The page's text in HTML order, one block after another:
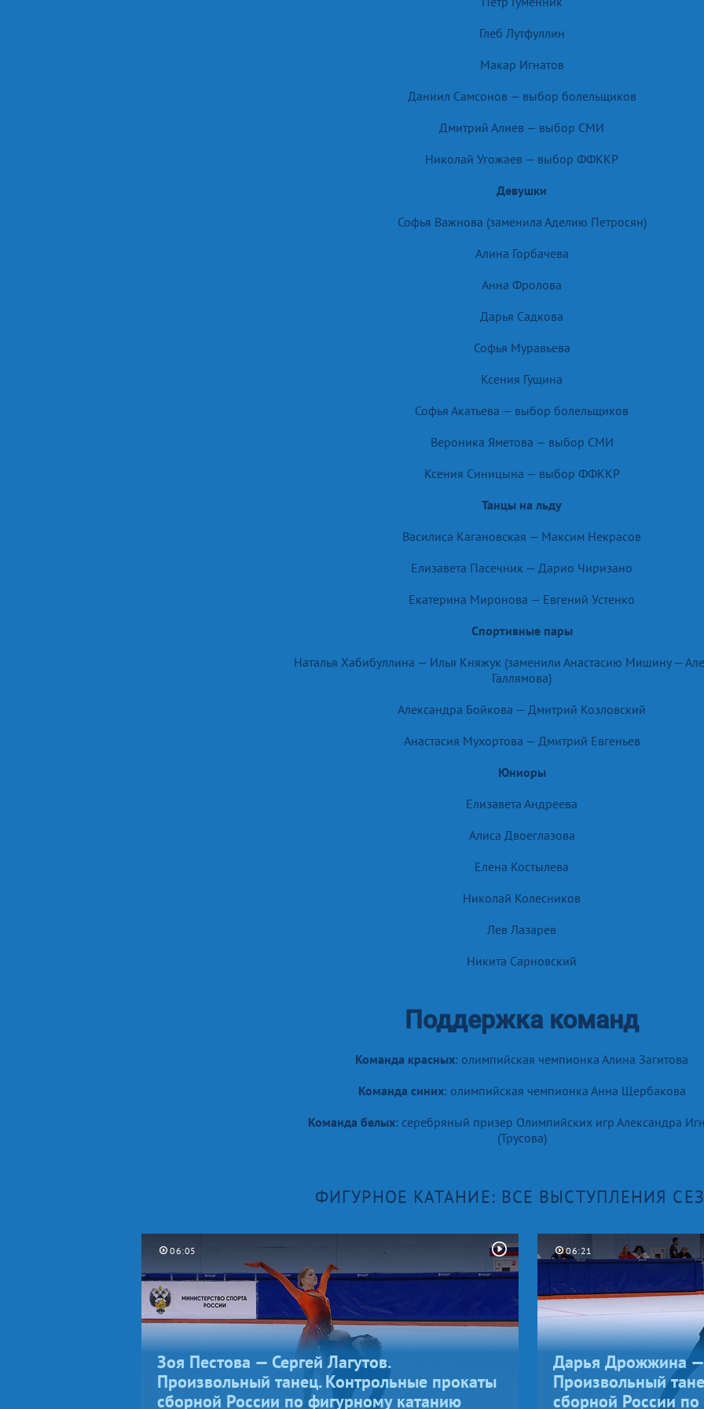
Глеб Лутфуллин
Макар Игнатов
Даниил Самсонов — выбор болельщиков
Дмитрий Алиев — выбор СМИ
Николай Угожаев — выбор ФФККР
Девушки
Софья Важнова (заменила Аделию Петросян)
Алина Горбачева
Анна Фролова
Дарья Садкова
Софья Муравьева
Ксения Гущина
Софья Акатьева — выбор болельщиков
Вероника Яметова — выбор СМИ
Ксения Синицына — выбор ФФККР
Танцы на льду
Василиса Кагановская — Максим Некрасов
Елизавета Пасечник — Дарио Чиризано
Екатерина Миронова — Евгений Устенко
Спортивные пары
Наталья Хабибуллина — Илья Княжук (заменили Анастасию Мишину —
Галлямова)
Александра Бойкова — Дмитрий Козловский
Анастасия Мухортова — Дмитрий Евгеньев
Юниоры
Елизавета Андреева
Алиса Двоеглазова
Елена Костылева
Николай Колесников
Лев Лазарев
Никита Сарновский
Поддержка команд
Команда красных: олимпийская чемпионка Алина Загитова
Команда синих: олимпийская чемпионка Анна Щербакова
Команда белых: серебряный призер Олимпийских игр Александра
(Трусова)
ФИГУРНОЕ КАТАНИЕ: ВСЕ ВЫСТУПЛЕНИЯ
06:05
Зоя Пестова — Сергей Лагутов.
Произвольный танец. Контрольные прокаты
сборной России по фигурному катанию
06:21
Дарья Дрожжина —
Произвольный
сборной России